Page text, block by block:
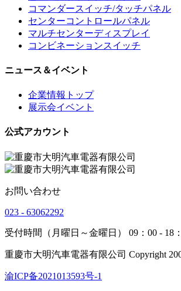
コマンダースイッチ/タッチパネル
センターコントロールパネル
マルチセンターディスプレイ
コンビネーションスイッチ
ニュース＆イベント
企業情報トップ
展示会イベント
公式アカウント
お問い合わせ
023 - 63062292
受付時間（月曜日～金曜日） 09：00 - 18
重慶市大明汽車電器有限公司 Copyright
渝ICP备2021013593号-1